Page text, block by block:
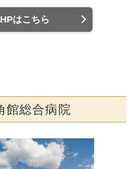
はこちら
館総合病院